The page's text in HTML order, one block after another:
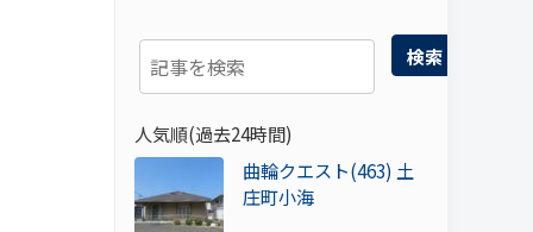
検索
人気順(過去24時間)
曲輪クエスト(463) 土
庄町小海